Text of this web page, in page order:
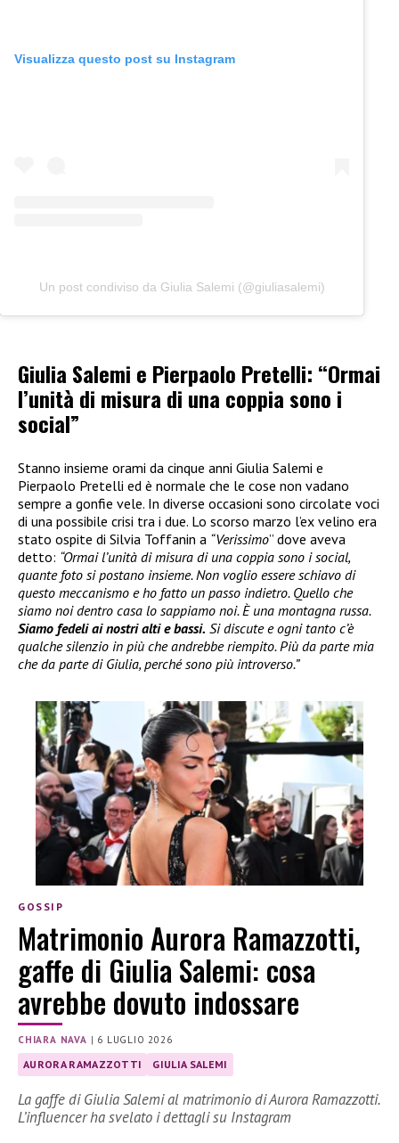
Visualizza questo post su Instagram
Un post condiviso da Giulia Salemi (@giuliasalemi)
Giulia Salemi e Pierpaolo Pretelli: “Ormai
l’unità di misura di una coppia sono i
social”
Stanno insieme orami da cinque anni Giulia Salemi e
Pierpaolo Pretelli ed è normale che le cose non vadano
sempre a gonfie vele. In diverse occasioni sono circolate voci
di una possibile crisi tra i due. Lo scorso marzo l’ex velino era
stato ospite di Silvia Toffanin a “Verissimo” dove aveva
detto: “Ormai l’unità di misura di una coppia sono i social,
quante foto si postano insieme. Non voglio essere schiavo di
questo meccanismo e ho fatto un passo indietro. Quello che
siamo noi dentro casa lo sappiamo noi. È una montagna russa.
Siamo fedeli ai nostri alti e bassi. Si discute e ogni tanto c’è
qualche silenzio in più che andrebbe riempito. Più da parte mia
che da parte di Giulia, perché sono più introverso.”
GOSSIP
Matrimonio Aurora Ramazzotti,
gaffe di Giulia Salemi: cosa
avrebbe dovuto indossare
CHIARA NAVA | 6 LUGLIO 2026
AURORA RAMAZZOTTI GIULIA SALEMI
La gaffe di Giulia Salemi al matrimonio di Aurora Ramazzotti.
L’influencer ha svelato i dettagli su Instagram